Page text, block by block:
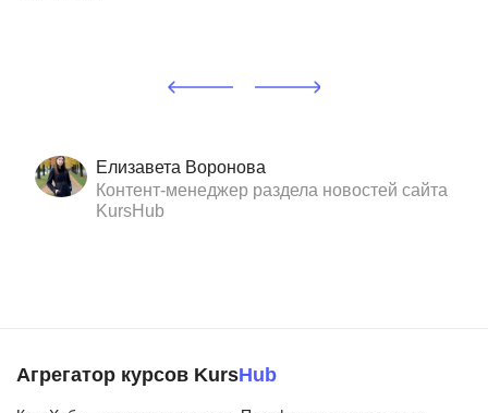
Елизавета Воронова
Контент-менеджер раздела новостей сайта
KursHub
Агрегатор курсов KursHub